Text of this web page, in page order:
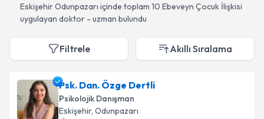
EskişehirOdunpazarı içinde toplam 10 Ebeveyn Çocuk İlişkisi
uygulayan doktor - uzman bulundu
Filtrele Akıllı Sıralama
Psk. Dan. Özge Dertli
Psikolojik Danışman
Eskişehir, Odunpazarı